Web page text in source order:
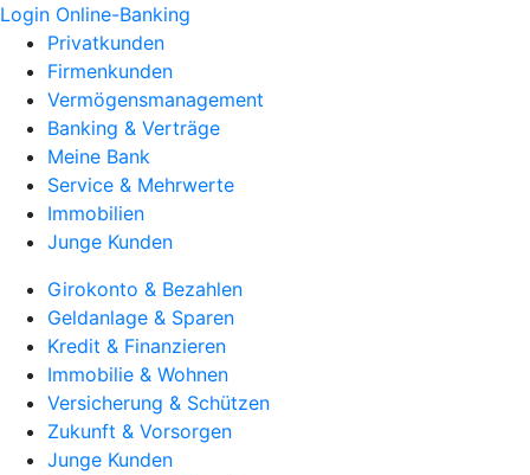
Login Online-Banking
Privatkunden
Firmenkunden
Vermögensmanagement
Banking & Verträge
Meine Bank
Service & Mehrwerte
Immobilien
Junge Kunden
Girokonto & Bezahlen
Geldanlage & Sparen
Kredit & Finanzieren
Immobilie & Wohnen
Versicherung & Schützen
Zukunft & Vorsorgen
Junge Kunden